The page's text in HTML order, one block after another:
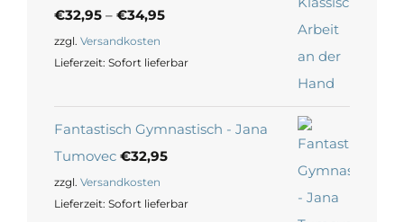
€32,95 – €34,95
zzgl. Versandkosten
Lieferzeit: Sofort lieferbar
Fantastisch Gymnastisch - Jana
Tumovec €32,95
zzgl. Versandkosten
Lieferzeit: Sofort lieferbar